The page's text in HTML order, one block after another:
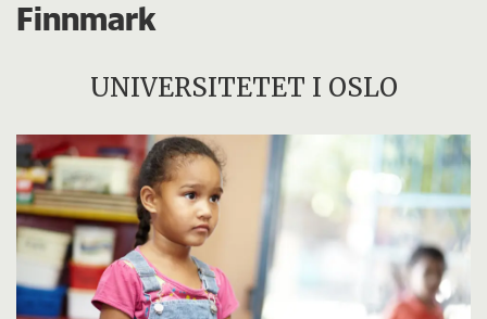
Finnmark
UNIVERSITETET I OSLO